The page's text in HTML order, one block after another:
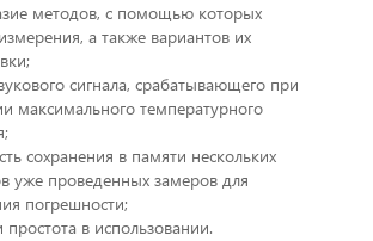
методов, с помощью которых
а также вариантов их
сигнала, срабатывающего при
максимального температурного
сохранения в памяти нескольких
уже проведенных замеров для
погрешности;
простота в использовании.